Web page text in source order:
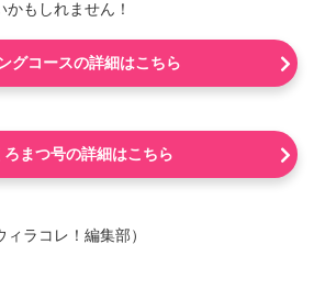
もしれません！
グコースの詳細はこちら
ろまつ号の詳細はこちら
ラコレ！編集部）